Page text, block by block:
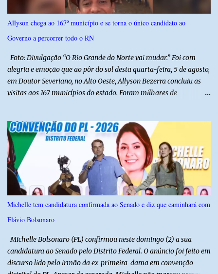
30, a pedido da PF, que apura se ele utilizou a influência do pai
para defender interesses empresariais com a administração
pública. Segundo a Polícia Federal, a atuação dele contou com a
ajuda de Luchsinger e se concentrou no Ministério da Saúde e no
Allyson chega ao 167º município e se torna o único candidato ao
Governo a percorrer todo o RN
Foto: Divulgação “O Rio Grande do Norte vai mudar.” Foi com
alegria e emoção que ao pôr do sol desta quarta-feira, 5 de agosto,
em Doutor Severiano, no Alto Oeste, Allyson Bezerra concluiu as
visitas aos 167 municípios do estado. Foram milhares de
Governador Allyson Bezerra concluiu as agendas do 167 Razões RN
após visitar todas as cidades potiguares, dos pequenos municípios
aos maiores centros do estado. A caminhada começou em 29 de
março pelo município de Touros, Marco Zero da BR-101 e foi
concluída nesta quarta-feira depois de 129 dias entre a primeira e
a última visita. Os registros estão sendo publicados no perfil do
Instagram @167RazoesRN Ao longo do percurso, Allyson conheceu
de perto as potencialidades, as belezas, a cultura e a força do povo,
mas também ouviu os dramas e as necessidades enfrentadas pelas
Michelle tem candidatura confirmada ao Senado e diz que caminhará com
Flávio Bolsonaro
Michelle Bolsonaro (PL) confirmou neste domingo (2) a sua
candidatura ao Senado pelo Distrito Federal. O anúncio foi feito em
discurso lido pelo irmão da ex-primeira-dama em convenção